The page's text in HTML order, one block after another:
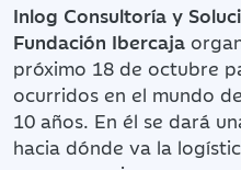
Inlog Consultoría y
Fundación Ibercaja
próximo 18 de octubre
ocurridos en el mundo
10 años. En él se dará
hacia dónde va la